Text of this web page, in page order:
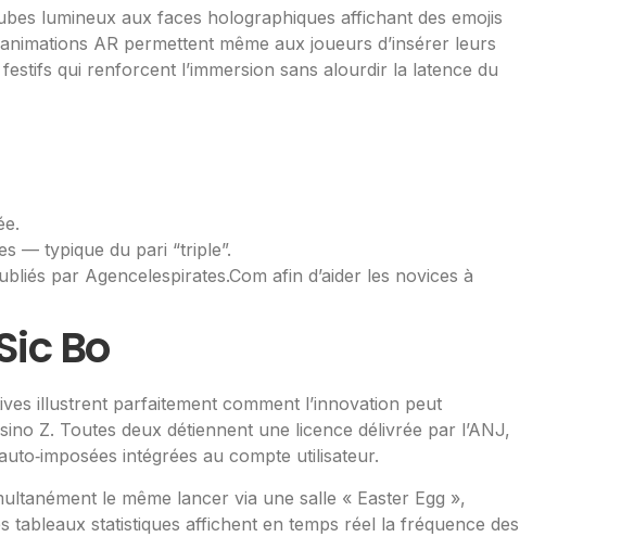
lumineux aux faces holographiques affichant des emojis
AR permettent même aux joueurs d’insérer leurs
qui renforcent l’immersion sans alourdir la latence du
— typique du pari “triple”.
par Agencelespirates.Com afin d’aider les novices à
Bo
illustrent parfaitement comment l’innovation peut
Z. Toutes deux détiennent une licence délivrée par l’ANJ,
intégrées au compte utilisateur.
le même lancer via une salle « Easter Egg »,
statistiques affichent en temps réel la fréquence des